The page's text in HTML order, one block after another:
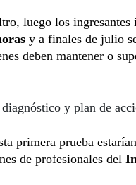
luego los ingresantes
y a finales de julio
deben mantener o
diagnóstico y plan de
primera prueba
de profesionales del